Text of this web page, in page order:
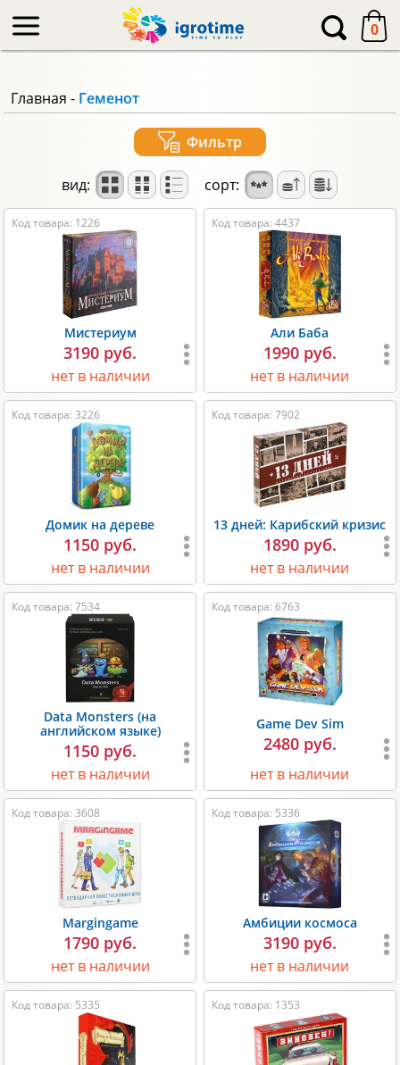
0
Главная - Геменот
Фильтр
вид: сорт:
Код товара: 1226
Мистериум
3190 руб.
нет в наличии
Код товара: 4437
Али Баба
1990 руб.
нет в наличии
Код товара: 3226
Домик на дереве
1150 руб.
нет в наличии
Код товара: 7902
13 дней: Карибский кризис
1890 руб.
нет в наличии
Код товара: 7534
Data Monsters (на
английском языке)
1150 руб.
нет в наличии
Код товара: 6763
Game Dev Sim
2480 руб.
нет в наличии
Код товара: 3608
Margingame
1790 руб.
нет в наличии
Код товара: 5336
Амбиции космоса
3190 руб.
нет в наличии
Код товара: 5335 Код товара: 1353